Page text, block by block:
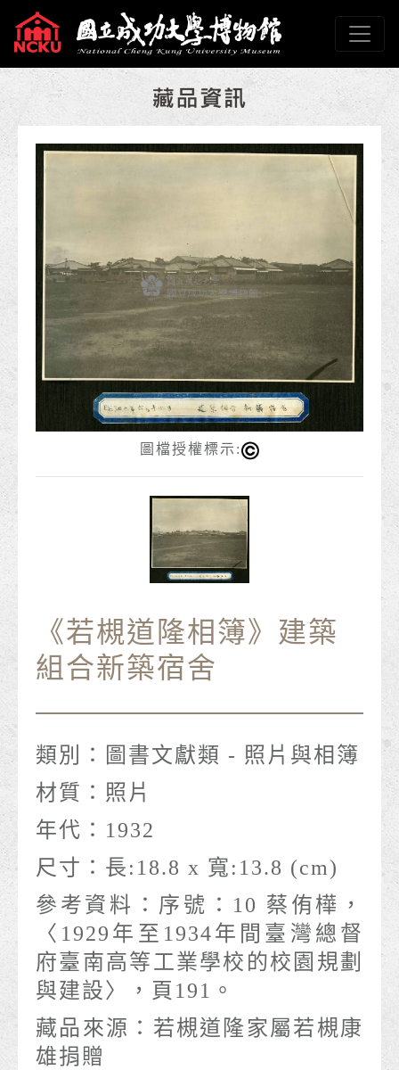
跳到主要內容
國立成功大學博物館
網頁導覽
:::
圖檔授權標示:
《若槻道隆相簿》建築
組合新築宿舍
類別：
圖書文獻類 - 照片與相簿
材質： 照片
年代： 1932
尺寸： 長:18.8 x 寬:13.8 (cm)
參考資料： 序號：10 蔡侑樺，
〈1929年至1934年間臺灣總督
府臺南高等工業學校的校園規劃
與建設〉，頁191。
藏品來源： 若槻道隆家屬若槻康
雄捐贈